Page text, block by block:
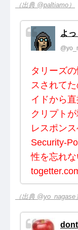
（出典 @paltiamo）
よ
タリーズ
スされて
イドから
クリプト
レスポン
Security-
性を忘れ
（出典 @yo_nagase）